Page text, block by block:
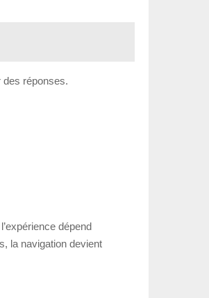
des réponses.
dépend
la navigation devient